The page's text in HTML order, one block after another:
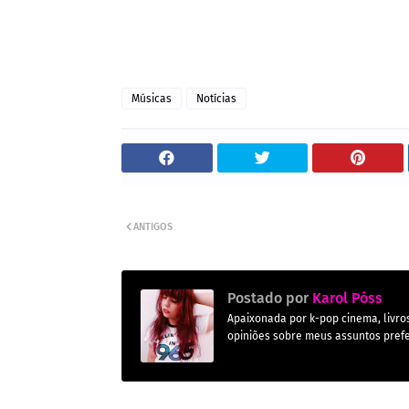
Músicas Notícias
ANTIGOS
Postado por Karol Póss
Apaixonada por k-pop cinema,
opiniões sobre meus assuntos